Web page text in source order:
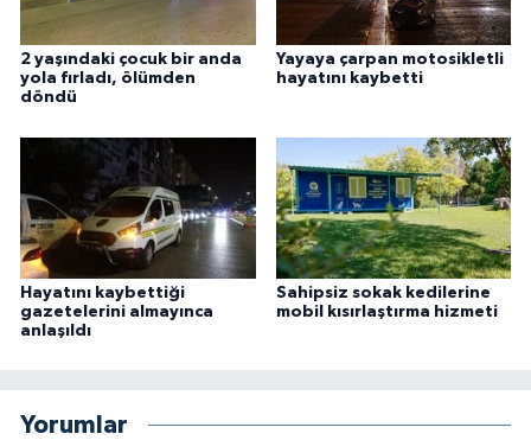
2 yaşındaki çocuk bir anda
yola fırladı, ölümden
döndü
Yayaya çarpan motosikletli
hayatını kaybetti
Hayatını kaybettiği
gazetelerini almayınca
anlaşıldı
Sahipsiz sokak kedilerine
mobil kısırlaştırma hizmeti
Yorumlar